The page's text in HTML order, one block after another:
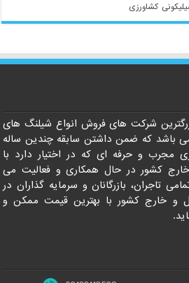
کشاورزی
شرکت های فروش انواع شیلنگ های
باشد که ضمن داشتن سابقه چندین ساله
مجرب و حرفه ای که در اختیار دارد با
کشور در حال همکاری و فعالیت می
تاجران، بازرگانان و سرمایه گذاران در
و خارج کشور با بهترین قیمت ممکن و